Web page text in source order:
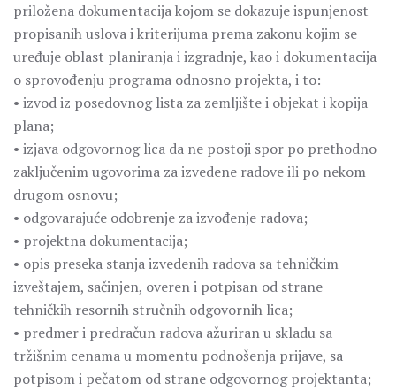
priložena dokumentacija kojom se dokazuje ispunjenost
propisanih uslova i kriterijuma prema zakonu kojim se
uređuje oblast planiranja i izgradnje, kao i dokumentacija
o sprovođenju programa odnosno projekta, i to:
• izvod iz posedovnog lista za zemljište i objekat i kopija
plana;
• izjava odgovornog lica da ne postoji spor po prethodno
zaključenim ugovorima za izvedene radove ili po nekom
drugom osnovu;
• odgovarajuće odobrenje za izvođenje radova;
• projektna dokumentacija;
• opis preseka stanja izvedenih radova sa tehničkim
izveštajem, sačinjen, overen i potpisan od strane
tehničkih resornih stručnih odgovornih lica;
• predmer i predračun radova ažuriran u skladu sa
tržišnim cenama u momentu podnošenja prijave, sa
potpisom i pečatom od strane odgovornog projektanta;